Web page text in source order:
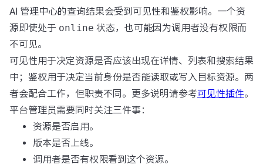
AI 管理中心的查询结果会受到可见性和鉴权影响。一个资
源即使处于 online 状态，也可能因为调用者没有权限而
不可见。
可见性用于决定资源是否应该出现在详情、列表和搜索结果
中；鉴权用于决定当前身份是否能读取或写入目标资源。两
者会配合工作，但职责不同。更多说明请参考可见性插件。
平台管理员需要同时关注三件事：
资源是否启用。
版本是否上线。
调用者是否有权限看到这个资源。